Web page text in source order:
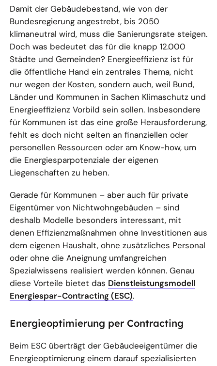
Damit der Gebäudebestand, wie von der
Bundesregierung angestrebt, bis 2050
klimaneutral wird, muss die Sanierungsrate steigen.
Doch was bedeutet das für die knapp 12.000
Städte und Gemeinden? Energieeffizienz ist für
die öffentliche Hand ein zentrales Thema, nicht
nur wegen der Kosten, sondern auch, weil Bund,
Länder und Kommunen in Sachen Klimaschutz und
Energieeffizienz Vorbild sein sollen. Insbesondere
für Kommunen ist das eine große Herausforderung,
fehlt es doch nicht selten an finanziellen oder
personellen Ressourcen oder am Know-how, um
die Energiesparpotenziale der eigenen
Liegenschaften zu heben.
Gerade für Kommunen – aber auch für private
Eigentümer von Nichtwohngebäuden – sind
deshalb Modelle besonders interessant, mit
denen Effizienzmaßnahmen ohne Investitionen aus
dem eigenen Haushalt, ohne zusätzliches Personal
oder ohne die Aneignung umfangreichen
Spezialwissens realisiert werden können. Genau
diese Vorteile bietet das Dienstleistungsmodell
Energiespar-Contracting (ESC).
Energieoptimierung per Contracting
Beim ESC überträgt der Gebäudeeigentümer die
Energieoptimierung einem darauf spezialisierten